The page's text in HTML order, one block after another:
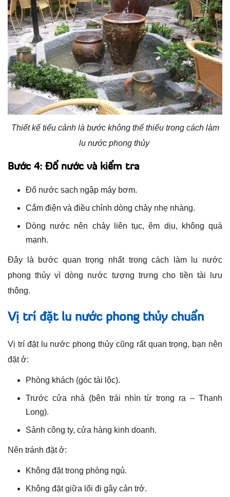
Thiết kế tiểu cảnh là bước không thể thiếu trong cách làm
lu nước phong thủy
Bước 4: Đổ nước và kiểm tra
Đổ nước sạch ngập máy bơm.
Cắm điện và điều chỉnh dòng chảy nhẹ nhàng.
Dòng nước nên chảy liên tục, êm dịu, không quá
mạnh.
Đây là bước quan trọng nhất trong cách làm lu nước
phong thủy vì dòng nước tượng trưng cho tiền tài lưu
thông.
Vị trí đặt lu nước phong thủy chuẩn
Vị trí đặt lu nước phong thủy cũng rất quan trọng, bạn nên
đặt ở:
Phòng khách (góc tài lộc).
Trước cửa nhà (bên trái nhìn từ trong ra – Thanh
Long).
Sảnh công ty, cửa hàng kinh doanh.
Nên tránh đặt ở:
Không đặt trong phòng ngủ.
Không đặt giữa lối đi gây cản trở.